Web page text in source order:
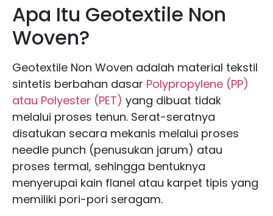
Apa Itu Geotextile Non
Woven?
Geotextile Non Woven adalah material tekstil
sintetis berbahan dasar Polypropylene (PP)
atau Polyester (PET) yang dibuat tidak
melalui proses tenun. Serat-seratnya
disatukan secara mekanis melalui proses
needle punch (penusukan jarum) atau
proses termal, sehingga bentuknya
menyerupai kain flanel atau karpet tipis yang
memiliki pori-pori seragam.